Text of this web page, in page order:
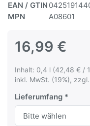
EAN / GTIN
MPN
A08601
16,99 €
Inhalt: 0,4 l (42,48 € /
inkl. MwSt. (19%), zzgl.
Lieferumfang